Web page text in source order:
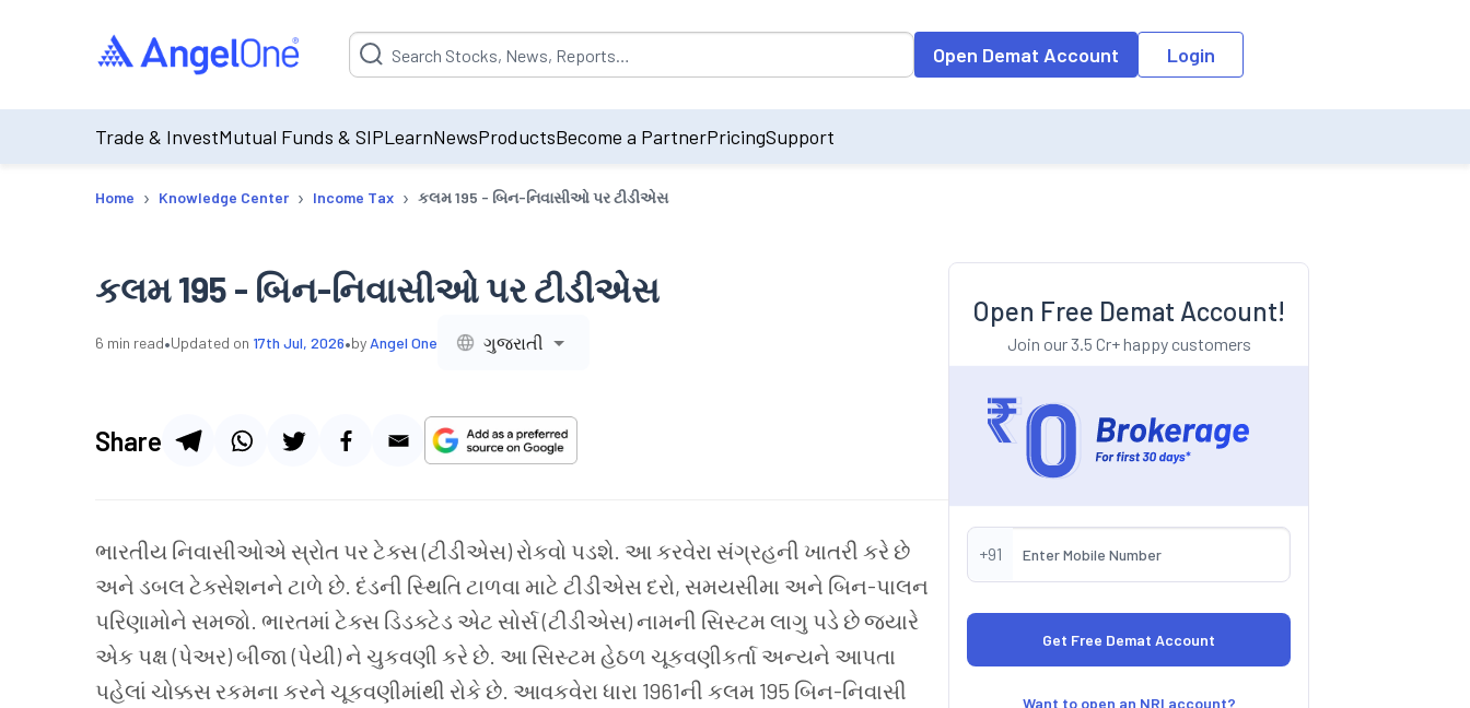
Suggestion will be populated by default on accessing the input field. On entering data into the input field, the suggestion list will be updated as per the
Open Demat Account Login
Trade & InvestMutual Funds & SIPLearnNewsProductsBecome a PartnerPricingSupport
Home › Knowledge Center › Income Tax › કલમ 195 - બિન-નિવાસીઓ પર ટીડીએસ
કલમ 195 - બિન-નિવાસીઓ પર ટીડીએસ
6 min read•Updated on 17th Jul, 2026•by Angel One ગુજરાતી
Share
ભારતીય નિવાસીઓએ સ્રોત પરટેક્સ (ટીડીએસ) રોકવો પડશે. આકરવેરા સંગ્રહની ખાતરી કરે છે
અને ડબલટેક્સેશનને ટાળે છે. દંડની સ્થિતિટાળવા માટે ટીડીએસદરો, સમયસીમા અને બિન-પાલન
પરિણામોને સમજો. ભારતમાં ટેક્સ ડિડક્ટેડ એટ સોર્સ (ટીડીએસ) નામની સિસ્ટમલાગુ પડે છેજ્યારે
એક પક્ષ (પેઅર) બીજા (પેયી) ને ચુકવણી કરે છે. આ સિસ્ટમહેઠળ ચૂકવણીકર્તા અન્યને આપતા
પહેલાં ચોક્કસ રકમના કરને ચૂકવણીમાંથી રોકે છે. આવકવેરા ધારા 1961ની કલમ 195 બિન-નિવાસી
Open Free Demat Account!
Join our 3.5 Cr+ happy customers
+91
Want to open an NRI account?